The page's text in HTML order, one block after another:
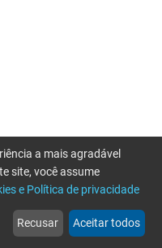
web
Notícias
more_horiz
Mais
a mais agradável
site, você assume
e Política de privacidade
Recusar Aceitar todos
tente novamente